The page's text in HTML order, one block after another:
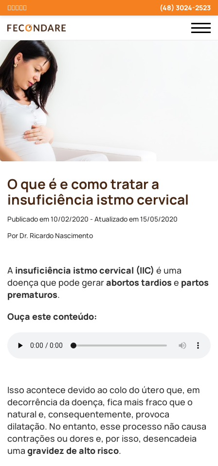
(48) 3024-2523
O que é e como tratar a
insuficiência istmo cervical
Publicado em 10/02/2020 - Atualizado em 15/05/2020
Por Dr. Ricardo Nascimento
A insuficiência istmo cervical (IIC) é uma
doença que pode gerarabortos tardios e partos
prematuros.
Ouça este conteúdo:
Isso acontece devido ao colo do útero que, em
decorrência da doença, fica mais fraco que o
natural e, consequentemente, provoca
dilatação. No entanto, esse processo não causa
contrações ou dores e, por isso, desencadeia
uma gravidez de alto risco.